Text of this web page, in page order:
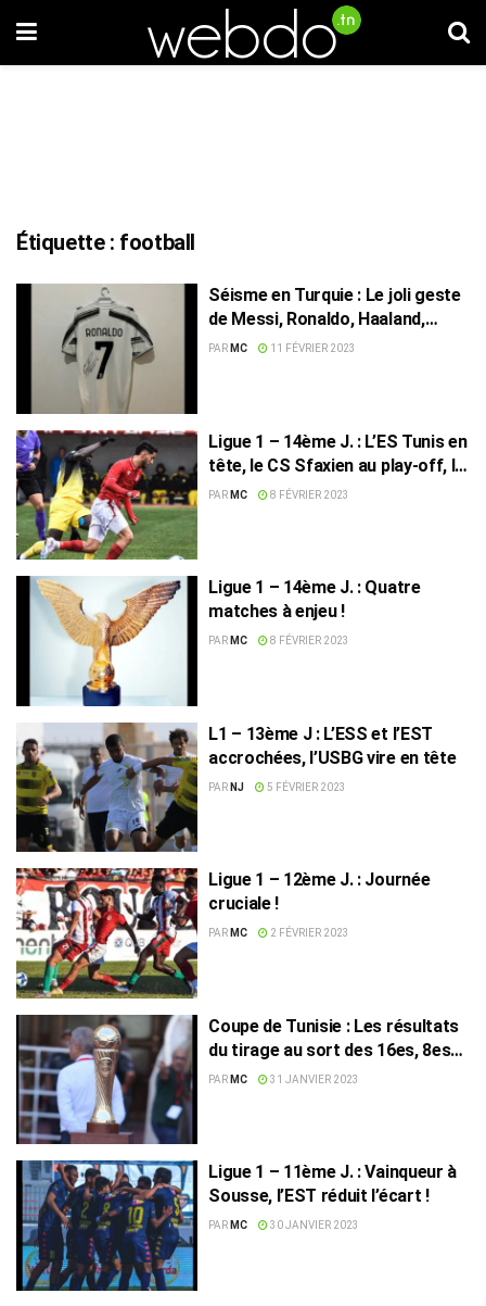
Étiquette : football
Séisme en Turquie : Le joli geste
de Messi, Ronaldo, Haaland,
Mbappé, etc.
PAR MC 11 FÉVRIER 2023
Ligue 1 – 14ème J. : L’ES Tunis en
tête, le CS Sfaxien au play-off, le
CS Chebba en Ligue 2
PAR MC 8 FÉVRIER 2023
Ligue 1 – 14ème J. : Quatre
matches à enjeu !
PAR MC 8 FÉVRIER 2023
L1 – 13ème J : L’ESS et l’EST
accrochées, l’USBG vire en tête
PAR NJ 5 FÉVRIER 2023
Ligue 1 – 12ème J. : Journée
cruciale !
PAR MC 2 FÉVRIER 2023
Coupe de Tunisie : Les résultats
du tirage au sort des 16es, 8es
et quarts de finale
PAR MC 31 JANVIER 2023
Ligue 1 – 11ème J. : Vainqueur à
Sousse, l’EST réduit l’écart !
PAR MC 30 JANVIER 2023